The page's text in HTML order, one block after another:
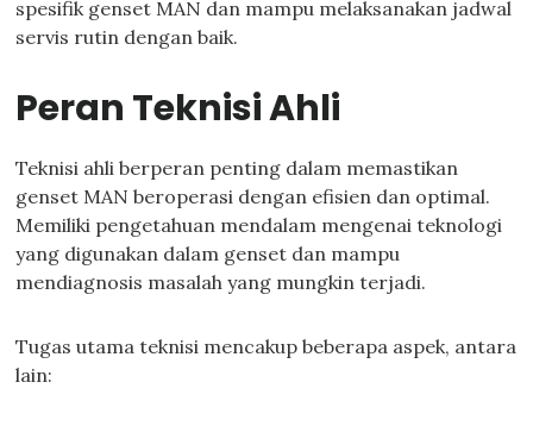
spesifik genset MAN dan mampu melaksanakan jadwal
servis rutin dengan baik.
Peran Teknisi Ahli
Teknisi ahli berperan penting dalam memastikan
genset MAN beroperasi dengan efisien dan optimal.
Memiliki pengetahuan mendalam mengenai teknologi
yang digunakan dalam genset dan mampu
mendiagnosis masalah yang mungkin terjadi.
Tugas utama teknisi mencakup beberapa aspek, antara
lain: